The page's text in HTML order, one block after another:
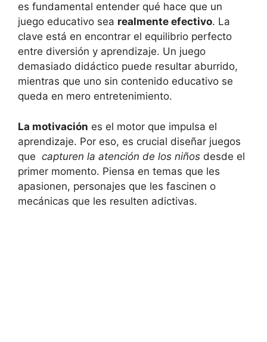
es fundamental ​entender⁣ qué hace ⁤que un
juego educativo sea realmente ⁤efectivo. La
clave está en encontrar el ⁣equilibrio perfecto
‌entre diversión y aprendizaje. Un juego
demasiado didáctico puede resultar aburrido,
mientras que uno sin contenido educativo se
queda⁣ en mero entretenimiento.
La motivación es el motor que impulsa el
aprendizaje. Por eso, ⁣es crucial diseñar juegos
que ‌ capturen ‌la atención de ‍los niños desde ⁤el
primer momento. Piensa en temas que les
apasionen, personajes que les fascinen o ​
mecánicas que les resulten ⁣adictivas.